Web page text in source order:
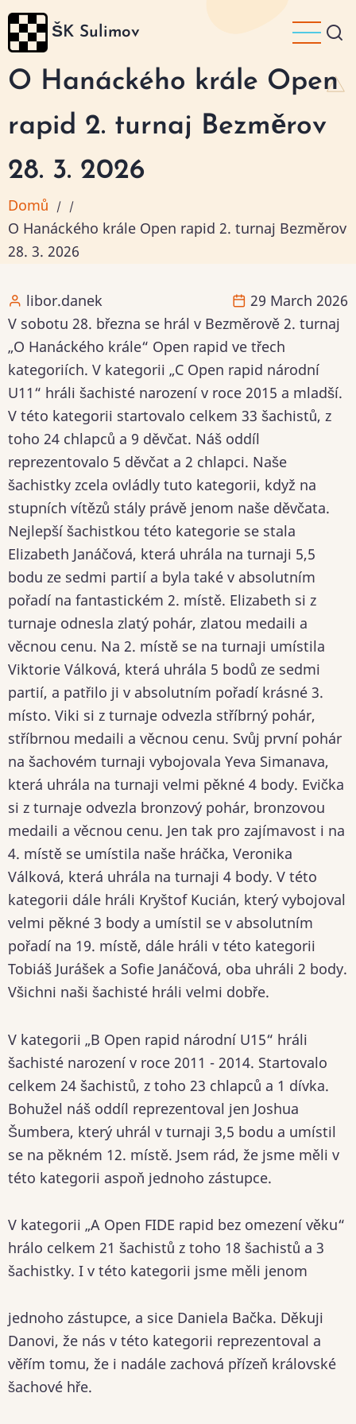
Přejít
hlavnímu
obsahu
ŠK Sulimov
O Hanáckého krále Open
rapid 2. turnaj Bezměrov
28. 3. 2026
Domů / /
O Hanáckého krále Open rapid 2. turnaj Bezměrov
28. 3. 2026
libor.danek
29 March 2026
V sobotu 28. března se hrál v Bezměrově 2. turnaj
„O Hanáckého krále“ Open rapid ve třech
kategoriích. V kategorii „C Open rapid národní
U11“ hráli šachisté narození v roce 2015 a mladší.
V této kategorii startovalo celkem 33 šachistů, z
toho 24 chlapců a 9 děvčat. Náš oddíl
reprezentovalo 5 děvčat a 2 chlapci. Naše
šachistky zcela ovládly tuto kategorii, když na
stupních vítězů stály právě jenom naše děvčata.
Nejlepší šachistkou této kategorie se stala
Elizabeth Janáčová, která uhrála na turnaji 5,5
bodu ze sedmi partií a byla také v absolutním
pořadí na fantastickém 2. místě. Elizabeth si z
turnaje odnesla zlatý pohár, zlatou medaili a
věcnou cenu. Na 2. místě se na turnaji umístila
Viktorie Válková, která uhrála 5 bodů ze sedmi
partií, a patřilo ji v absolutním pořadí krásné 3.
místo. Viki si z turnaje odvezla stříbrný pohár,
stříbrnou medaili a věcnou cenu. Svůj první pohár
na šachovém turnaji vybojovala Yeva Simanava,
která uhrála na turnaji velmi pěkné 4 body. Evička
si z turnaje odvezla bronzový pohár, bronzovou
medaili a věcnou cenu. Jen tak pro zajímavost i na
4. místě se umístila naše hráčka, Veronika
Válková, která uhrála na turnaji 4 body. V této
kategorii dále hráli Kryštof Kucián, který vybojoval
velmi pěkné 3 body a umístil se v absolutním
pořadí na 19. místě, dále hráli v této kategorii
Tobiáš Jurášek a Sofie Janáčová, oba uhráli 2 body.
Všichni naši šachisté hráli velmi dobře.
V kategorii „B Open rapid národní U15“ hráli
šachisté narození v roce 2011 - 2014. Startovalo
celkem 24 šachistů, z toho 23 chlapců a 1 dívka.
Bohužel náš oddíl reprezentoval jen Joshua
Šumbera, který uhrál v turnaji 3,5 bodu a umístil
se na pěkném 12. místě. Jsem rád, že jsme měli v
této kategorii aspoň jednoho zástupce.
V kategorii „A Open FIDE rapid bez omezení věku“
hrálo celkem 21 šachistů z toho 18 šachistů a 3
šachistky. I v této kategorii jsme měli jenom
jednoho zástupce, a sice Daniela Bačka. Děkuji
Danovi, že nás v této kategorii reprezentoval a
věřím tomu, že i nadále zachová přízeň královské
šachové hře.